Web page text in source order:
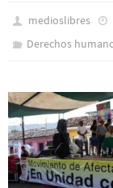
medioslibres
Derechos